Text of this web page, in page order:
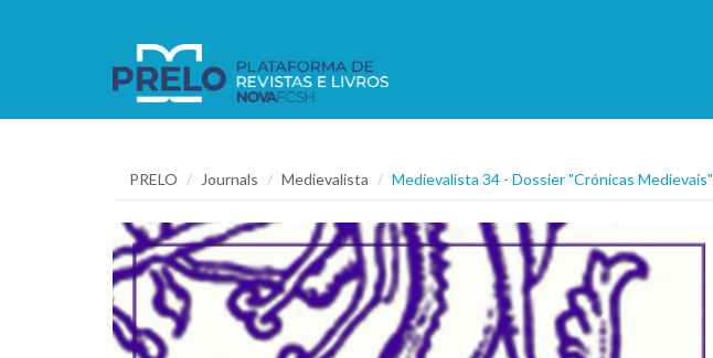
PRELO Journals Medievalista Medievalista 34 - Dossier "Crónicas Medievais"